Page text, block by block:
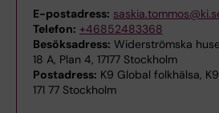
E-postadress:
Telefon: +46852483368
Besöksadress: Widerströmska
18 A, Plan 4, 17177 Stockholm
Postadress: K9 Global folkhälsa,
171 77 Stockholm